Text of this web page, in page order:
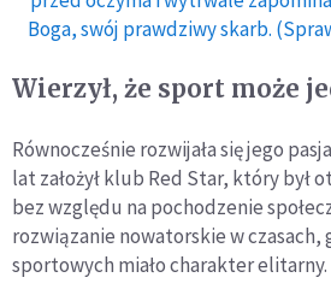
Boga, swój prawdziwy skarb.
Wierzył, że sport może
Równocześnie rozwijała się jego
lat założył klub Red Star, który był
bez względu na pochodzenie
rozwiązanie nowatorskie w czasach,
sportowych miało charakter elitarny.